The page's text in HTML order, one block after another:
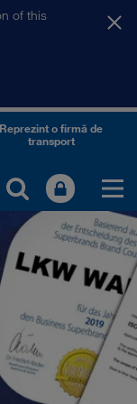
of this
Reprezint o firmă de
transport